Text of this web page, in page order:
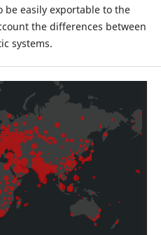
be easily exportable to the
the differences between
systems.